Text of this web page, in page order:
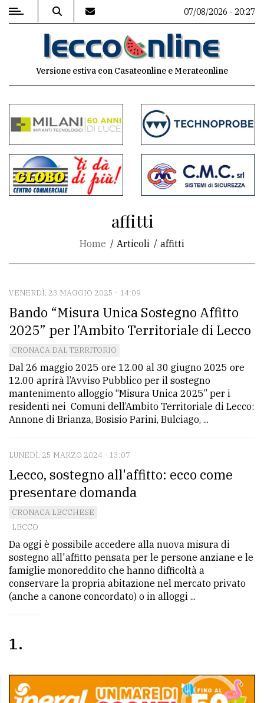
MENU
commenti
Contenuti
del
sito
CONTATTI
La
redazione
Scrivici
Per
la
tua
pubblicità
Cerca
per
comune
Ricerca
avanzata
LE
ALTRE
07/08/2026 - 20:27
Versione estiva con Casateonline e Merateonline
affitti
Home Articoli affitti
VENERDÌ, 23 MAGGIO 2025 - 14:09
Bando “Misura Unica Sostegno Affitto
2025” per l’Ambito Territoriale di Lecco
CRONACA DAL TERRITORIO
Dal 26 maggio 2025 ore 12.00 al 30 giugno 2025 ore
12.00 aprirà l’Avviso Pubblico per il sostegno
mantenimento alloggio “Misura Unica 2025” per i
residenti nei Comuni dell’Ambito Territoriale di Lecco:
Annone di Brianza, Bosisio Parini, Bulciago, ...
LUNEDÌ, 25 MARZO 2024 - 13:07
Lecco, sostegno all'affitto: ecco come
presentare domanda
CRONACA LECCHESE
LECCO
Da oggi è possibile accedere alla nuova misura di
sostegno all'affitto pensata per le persone anziane e le
famiglie monoreddito che hanno difficoltà a
conservare la propria abitazione nel mercato privato
(anche a canone concordato) o in alloggi ...
1